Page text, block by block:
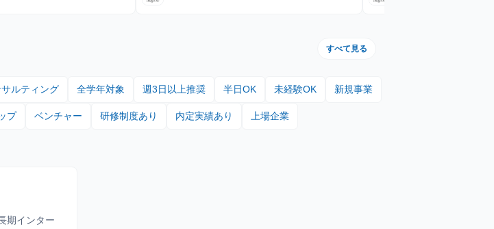
すべて見る
サルティング 全学年対象 週3日以上推奨 半日OK 未経験OK 新規事業
プ ベンチャー 研修制度あり 内定実績あり 上場企業
期インター